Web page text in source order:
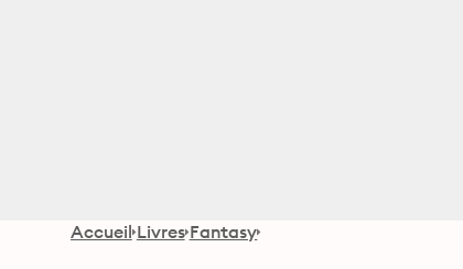
Accueil Livres Fantasy